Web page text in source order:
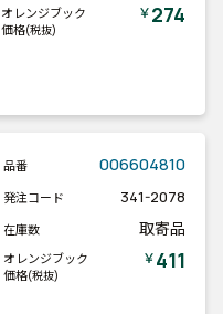
オレンジブック
価格(税抜)
￥274
品番 006604810
発注コード 341-2078
在庫数 取寄品
オレンジブック
価格(税抜)
￥411